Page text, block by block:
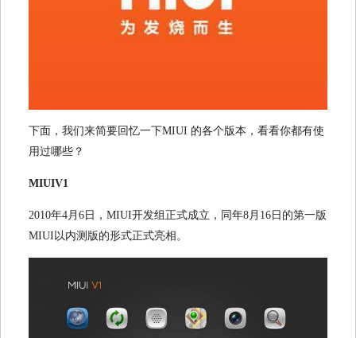
下面，我们来简要回忆一下MIUI 的各个版本，看看你都有使
用过哪些？
MIUIV1
2010年4 月 6日， MIUI开发组正式成立，同年8 月 16日的第一版
MIUI 以内测版的形式正式亮相。